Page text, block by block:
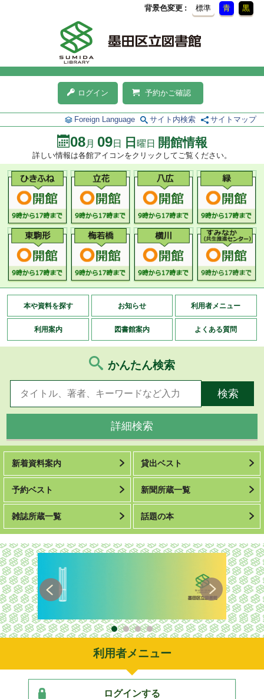
背景色変更 標準 青 黒
ログイン 予約かご確認
Foreign Language サイト内検索 サイトマップ
08月 09日 日 曜日 開館情報
詳しい情報は各館アイコンをクリックしてご覧ください。
本や資料を探す お知らせ 利用者メニュー
利用案内 図書館案内 よくある質問
かんたん検索
詳細検索
新着資料案内 貸出ベスト
予約ベスト 新聞所蔵一覧
雑誌所蔵一覧 話題の本
利用者メニュー
ログインする